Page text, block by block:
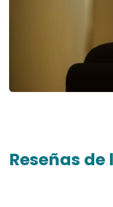
Reseñas